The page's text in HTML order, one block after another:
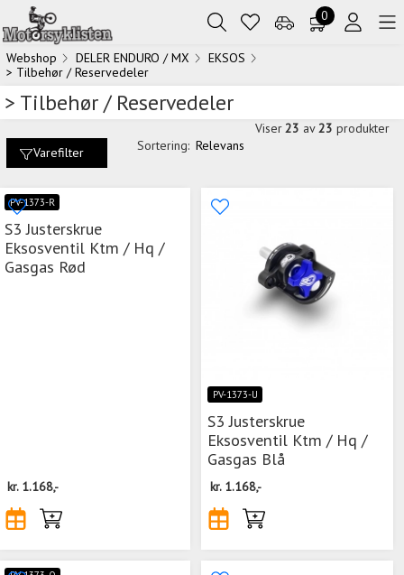
0
Webshop DELER ENDURO / MX
EKSOS
> Tilbehør / Reservedeler
> Tilbehør / Reservedeler
Varefilter Sortering: Relevans
Viser 23 av 23 produkter
PV-1373-R
S3 Justerskrue
Eksosventil Ktm / Hq /
Gasgas Rød
kr. 1.168,-
PV-1373-U
S3 Justerskrue
Eksosventil Ktm / Hq /
Gasgas Blå
kr. 1.168,-